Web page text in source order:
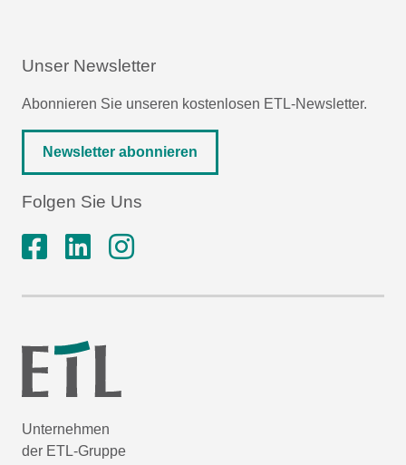
Unser Newsletter
Abonnieren Sie unseren kostenlosen ETL-Newsletter.
Newsletter abonnieren
Folgen Sie Uns
Unternehmen
der ETL-Gruppe